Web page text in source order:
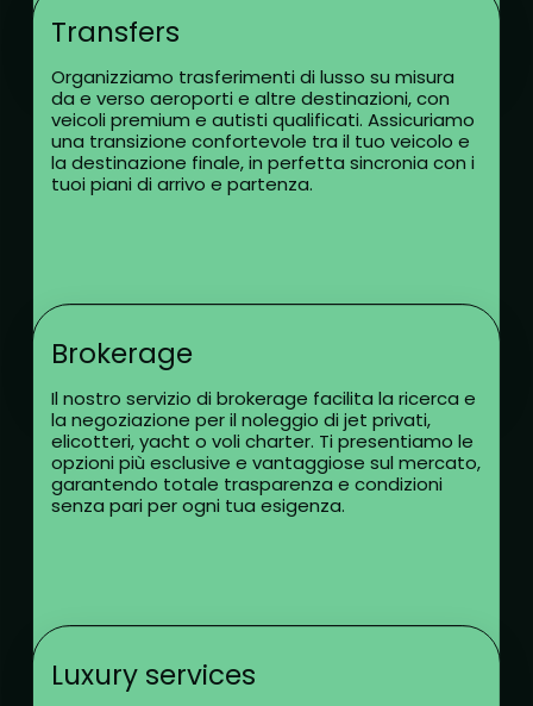
Transfers
Organizziamo trasferimenti di lusso su misura
da e verso aeroporti e altre destinazioni, con
veicoli premium e autisti qualificati. Assicuriamo
una transizione confortevole tra il tuo veicolo e
la destinazione finale, in perfetta sincronia con i
tuoi piani di arrivo e partenza.
Brokerage
Il nostro servizio di brokerage facilita la ricerca e
la negoziazione per il noleggio di jet privati,
elicotteri, yacht o voli charter. Ti presentiamo le
opzioni più esclusive e vantaggiose sul mercato,
garantendo totale trasparenza e condizioni
senza pari per ogni tua esigenza.
Luxury services